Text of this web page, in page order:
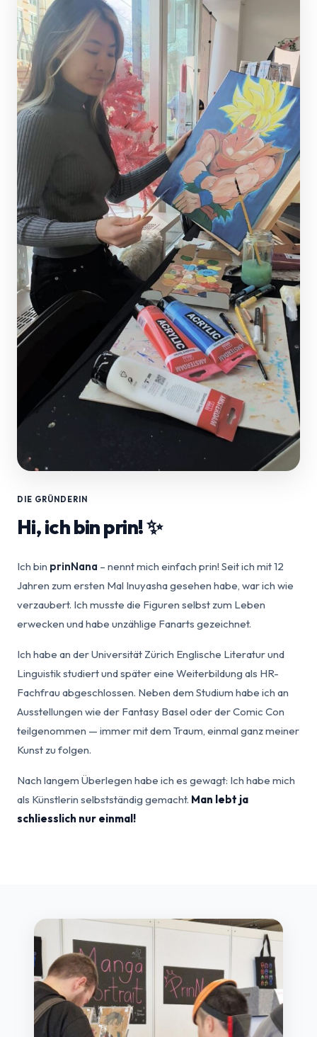
DIE GRÜNDERIN
Hi, ich bin prin! ✨
Ich bin prinNana – nennt mich einfach prin! Seit ich mit 12
Jahren zum ersten Mal Inuyasha gesehen habe, war ich wie
verzaubert. Ich musste die Figuren selbst zum Leben
erwecken und habe unzählige Fanarts gezeichnet.
Ich habe an der Universität Zürich Englische Literatur und
Linguistik studiert und später eine Weiterbildung als HR-
Fachfrau abgeschlossen. Neben dem Studium habe ich an
Ausstellungen wie der Fantasy Basel oder der Comic Con
teilgenommen — immer mit dem Traum, einmal ganz meiner
Kunst zu folgen.
Nach langem Überlegen habe ich es gewagt: Ich habe mich
als Künstlerin selbstständig gemacht. Man lebt ja
schliesslich nur einmal!